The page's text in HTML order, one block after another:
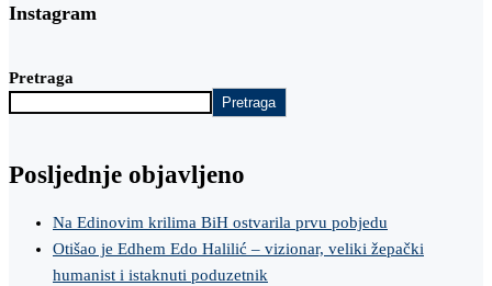
Instagram
Pretraga
Pretraga
Posljednje objavljeno
Na Edinovim krilima BiH ostvarila prvu pobjedu
Otišao je Edhem Edo Halilić – vizionar, veliki žepački
humanist i istaknuti poduzetnik